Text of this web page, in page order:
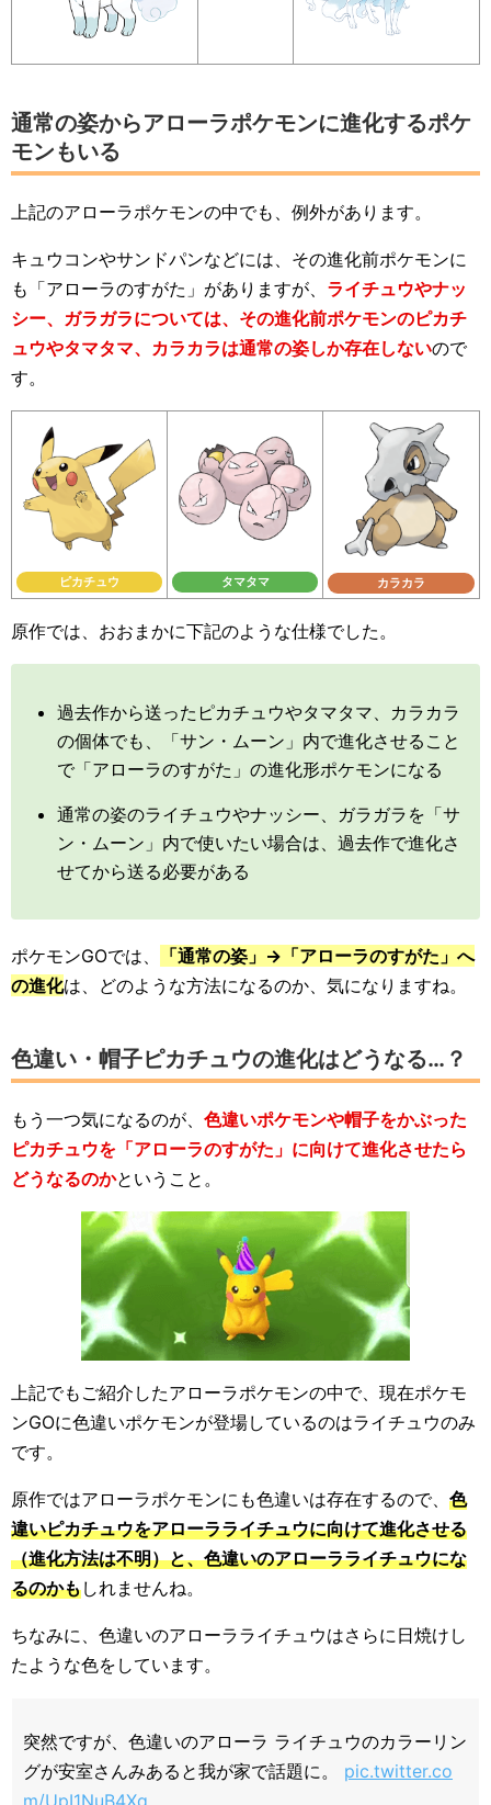
通常の姿からアローラポケモンに進化するポケ
モンもいる
上記のアローラポケモンの中でも、例外があります。
キュウコンやサンドパンなどには、その進化前ポケモンに
も「アローラのすがた」がありますが、 ライチュウやナッ
シー、ガラガラについては、その進化前ポケモンのピカチ
ュウやタマタマ、カラカラは通常の姿しか存在しないので
す。
ピカチュウ タマタマ カラカラ
原作では、おおまかに下記のような仕様でした。
過去作から送ったピカチュウやタマタマ、カラカラ
の個体でも、「サン・ムーン」内で進化させること
で「アローラのすがた」の進化形ポケモンになる
通常の姿のライチュウやナッシー、ガラガラを「サ
ン・ムーン」内で使いたい場合は、過去作で進化さ
せてから送る必要がある
ポケモンGOでは、
「通常の姿」→「アローラのすがた」へ
の進化は、どのような方法になるのか、気になりますね。
色違い・帽子ピカチュウの進化はどうなる…？
もう一つ気になるのが、 色違いポケモンや帽子をかぶった
ピカチュウを「アローラのすがた」に向けて進化させたら
どうなるのかということ。
上記でもご紹介したアローラポケモンの中で、現在ポケモ
ンGOに色違いポケモンが登場しているのはライチュウのみ
です。
原作ではアローラポケモンにも色違いは存在するので、 色
違いピカチュウをアローラライチュウに向けて進化させる
（進化方法は不明）と、色違いのアローラライチュウにな
るのかもしれませんね。
ちなみに、色違いのアローラライチュウはさらに日焼けし
たような色をしています。
突然ですが、色違いのアローラ ライチュウのカラーリン
グが安室さんみあると我が家で話題に。 pic.twitter.co
m/UpI1NuB4Xq